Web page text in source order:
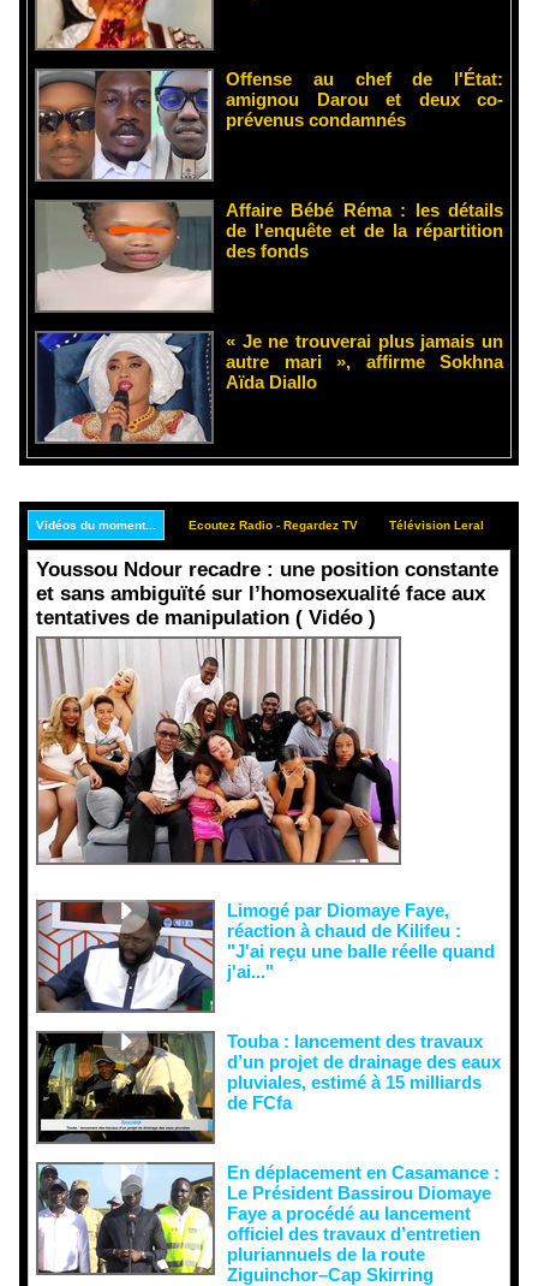
Offense au chef de l'État:
amignou Darou et deux co-
prévenus condamnés
Affaire Bébé Réma : les détails
de l'enquête et de la répartition
des fonds
« Je ne trouverai plus jamais un
autre mari », affirme Sokhna
Aïda Diallo
Vidéos du moment... Ecoutez Radio - Regardez TV Télévision Leral
Youssou Ndour recadre : une position constante
et sans ambiguïté sur l’homosexualité face aux
tentatives de manipulation ( Vidéo )
Limogé par Diomaye Faye,
réaction à chaud de Kilifeu :
"J'ai reçu une balle réelle quand
j'ai..."
Touba : lancement des travaux
d’un projet de drainage des eaux
pluviales, estimé à 15 milliards
de FCfa ‎
En déplacement en Casamance :
Le Président Bassirou Diomaye
Faye a procédé au lancement
officiel des travaux d’entretien
pluriannuels de la route
Ziguinchor–Cap Skirring